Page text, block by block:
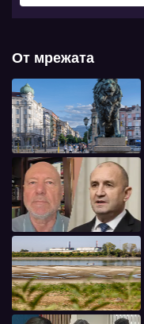
От мрежата